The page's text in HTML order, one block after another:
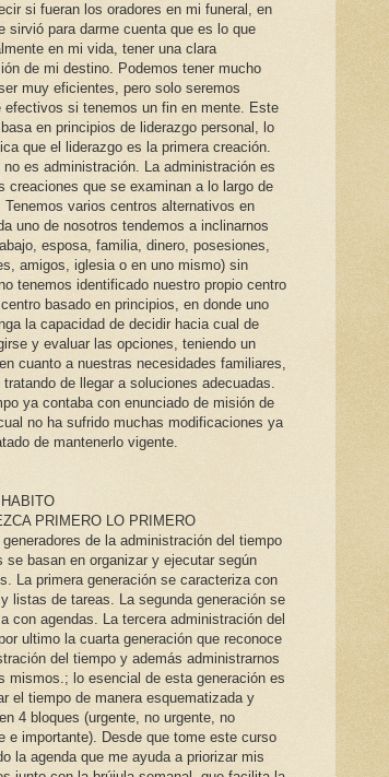
si fueran los oradores en mi funeral, en
sirvió para darme cuenta que es lo que
en mi vida, tener una clara
de mi destino. Podemos tener mucho
muy eficientes, pero solo seremos
efectivos si tenemos un fin en mente. Este
en principios de liderazgo personal, lo
que el liderazgo es la primera creación.
no es administración. La administración es
creaciones que se examinan a lo largo de
Tenemos varios centros alternativos en
uno de nosotros tendemos a inclinarnos
esposa, familia, dinero, posesiones,
amigos, iglesia o en uno mismo) sin
tenemos identificado nuestro propio centro
basado en principios, en donde uno
la capacidad de decidir hacia cual de
y evaluar las opciones, teniendo un
cuanto a nuestras necesidades familiares,
tratando de llegar a soluciones adecuadas.
ya contaba con enunciado de misión de
no ha sufrido muchas modificaciones ya
de mantenerlo vigente.
PRIMERO LO PRIMERO
de la administración del tiempo
se basan en organizar y ejecutar según
La primera generación se caracteriza con
listas de tareas. La segunda generación se
con agendas. La tercera administración del
ultimo la cuarta generación que reconoce
del tiempo y además administrarnos
mismos.; lo esencial de esta generación es
el tiempo de manera esquematizada y
4 bloques (urgente, no urgente, no
e importante). Desde que tome este curso
la agenda que me ayuda a priorizar mis